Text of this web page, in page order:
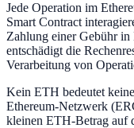
Jede Operation im
Smart Contract
Zahlung einer Gebühr
entschädigt die
Verarbeitung von
Kein ETH bedeutet
Ethereum-Netzwerk
kleinen ETH-Betrag auf